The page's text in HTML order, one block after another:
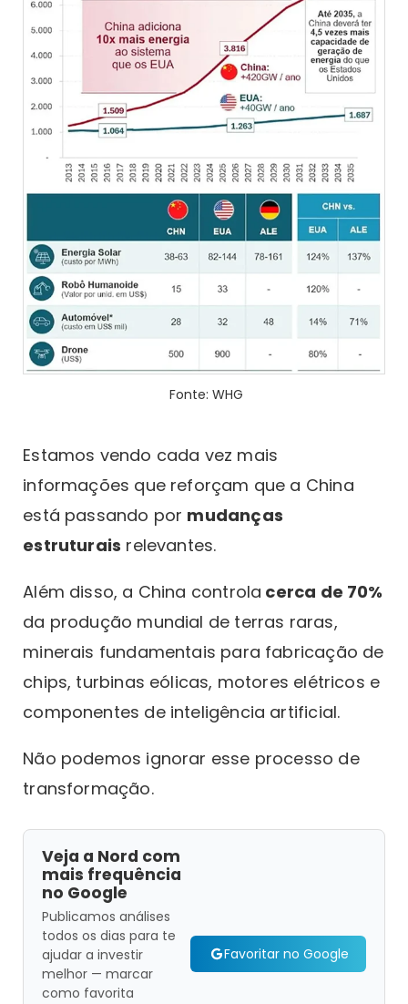
Fonte: WHG
Estamos vendo cada vez mais
informações que reforçam que a China
está passando por mudanças
estruturais relevantes.
Além disso, a China controla cerca de 70%
da produção mundial de terras raras,
minerais fundamentais para fabricação de
chips, turbinas eólicas, motores elétricos e
componentes de inteligência artificial.
Não podemos ignorar esse processo de
transformação.
Veja a Nord com
mais frequência
no Google
Publicamos análises
todos os dias para te
ajudar a investir
melhor — marcar
como favorita
Favoritar no Google